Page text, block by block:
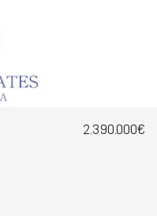
2.390.000€